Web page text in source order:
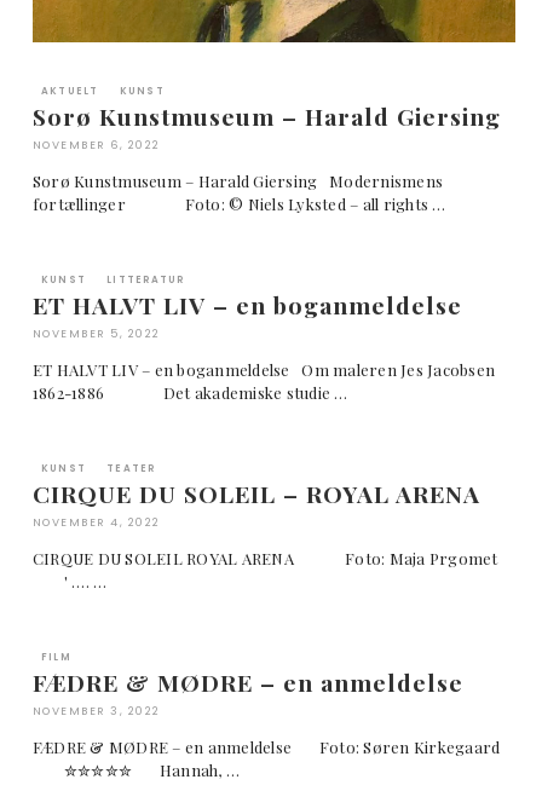
AKTUELT KUNST
Sorø Kunstmuseum – Harald Giersing
NOVEMBER 6, 2022
Sorø Kunstmuseum – Harald Giersing Modernismens
fortællinger Foto: © Niels Lyksted – all rights …
KUNST LITTERATUR
ET HALVT LIV – en boganmeldelse
NOVEMBER 5, 2022
ET HALVT LIV – en boganmeldelse Om maleren Jes Jacobsen
1862-1886 Det akademiske studie …
KUNST TEATER
CIRQUE DU SOLEIL – ROYAL ARENA
NOVEMBER 4, 2022
CIRQUE DU SOLEIL ROYAL ARENA Foto: Maja Prgomet
' …. …
FILM
FÆDRE & MØDRE – en anmeldelse
NOVEMBER 3, 2022
FÆDRE & MØDRE – en anmeldelse Foto: Søren Kirkegaard
✮✮✮✮✮ Hannah, …